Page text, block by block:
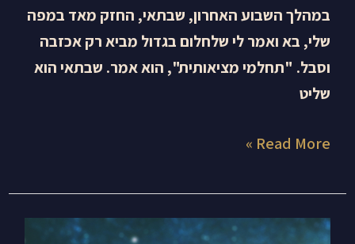
במהלך השבוע האחרון, שבתאי, החזק מאד במפה
שלי, בא ואמר לי שלחלום בגדול מביא רק אכזבה
וסבל. "תחלמי מציאותית", הוא אמר. שבתאי הוא
שליט
Read More »
מה החזון